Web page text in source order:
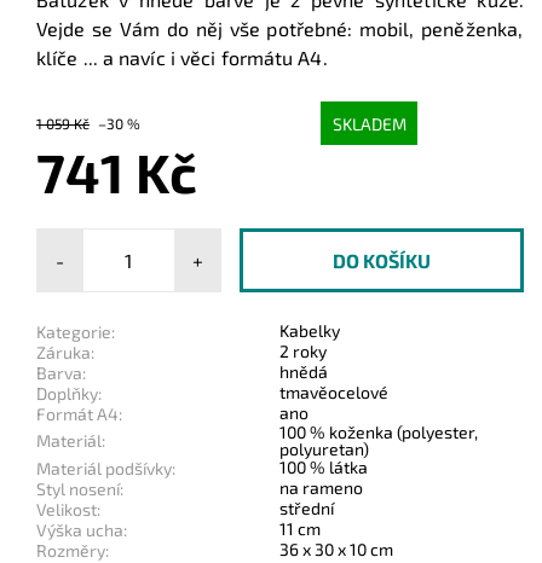
Vejde se Vám do něj vše potřebné: mobil, peněženka,
klíče ... a navíc i věci formátu A4.
1 059 Kč –30 % SKLADEM
741 Kč
- +
Kategorie:
Kabelky
Záruka:
2 roky
Barva:
hnědá
Doplňky:
tmavěocelové
Formát A4:
ano
Materiál:
100 % koženka (polyester,
polyuretan)
Materiál podšívky:
100 % látka
Styl nosení:
na rameno
Velikost:
střední
Výška ucha:
11 cm
Rozměry:
36 x 30 x 10 cm